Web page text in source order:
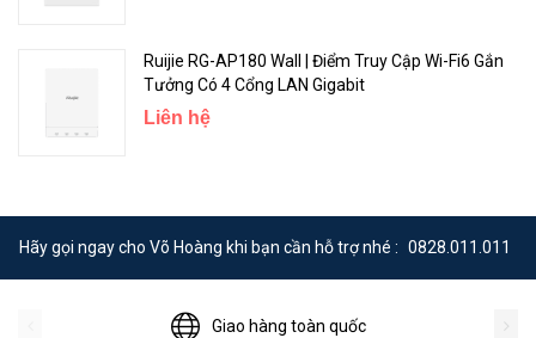
Ruijie RG-AP180 Wall | Điểm Truy Cập Wi-Fi6 Gắn
Tưởng Có 4 Cổng LAN Gigabit
Liên hệ
Hãy gọi ngay cho Võ Hoàng khi bạn cần hỗ trợ nhé : 0828.011.011
Giao hàng toàn quốc